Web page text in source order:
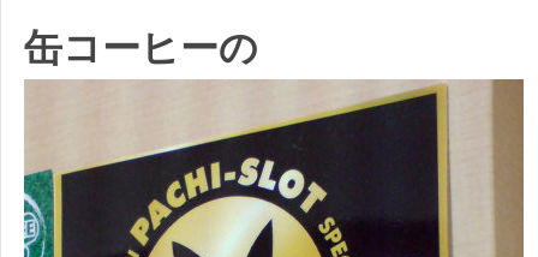
缶コーヒーの